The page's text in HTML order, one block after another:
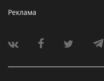
Реклама